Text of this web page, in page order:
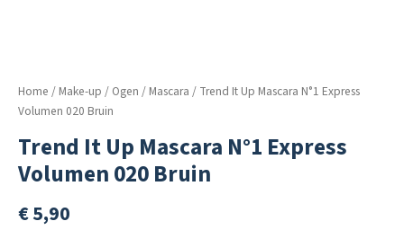
Home / Make-up / Ogen / Mascara / Trend It Up Mascara N°1 Express
Volumen 020 Bruin
Trend It Up Mascara N°1 Express
Volumen 020 Bruin
€5,90